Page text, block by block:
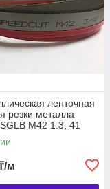
ленточная
резки металла
M42 1.3, 41
м